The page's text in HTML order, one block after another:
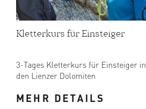
Kletterkurs für Einsteiger
3-Tages Kletterkurs für Einsteiger in
den Lienzer Dolomiten
1. Tag: Anreise nach Lienz
MEHR DETAILS